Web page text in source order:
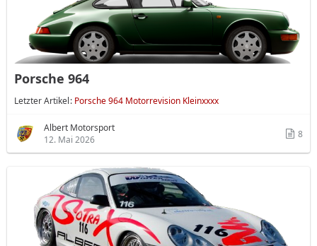
Porsche 964
Letzter Artikel Porsche 964 Motorrevision Kleinxxxx
Albert Motorsport
12. Mai 2026
8